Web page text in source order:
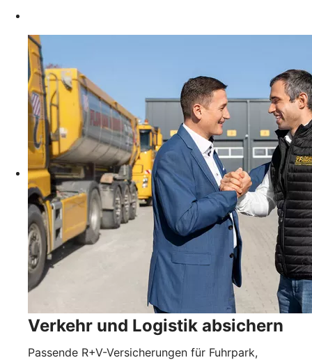
Verkehr und Logistik absichern
Passende R+V-Versicherungen für Fuhrpark,